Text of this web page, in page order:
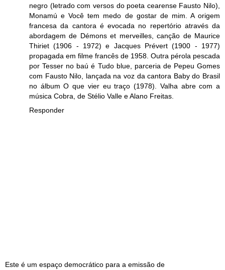
negro (letrado com versos do poeta cearense Fausto Nilo),
Monamú e Você tem medo de gostar de mim. A origem
francesa da cantora é evocada no repertório através da
abordagem de Démons et merveilles, canção de Maurice
Thiriet (1906 - 1972) e Jacques Prévert (1900 - 1977)
propagada em filme francês de 1958. Outra pérola pescada
por Tesser no baú é Tudo blue, parceria de Pepeu Gomes
com Fausto Nilo, lançada na voz da cantora Baby do Brasil
no álbum O que vier eu traço (1978). Valha abre com a
música Cobra, de Stélio Valle e Alano Freitas.
Responder
Este é um espaço democrático para a emissão de